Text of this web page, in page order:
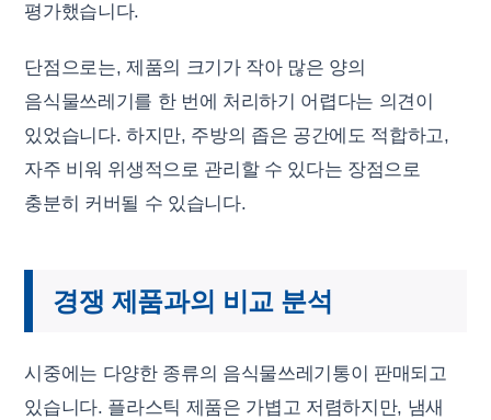
평가했습니다.
단점으로는, 제품의 크기가 작아 많은 양의
음식물쓰레기를 한 번에 처리하기 어렵다는 의견이
있었습니다. 하지만, 주방의 좁은 공간에도 적합하고,
자주 비워 위생적으로 관리할 수 있다는 장점으로
충분히 커버될 수 있습니다.
경쟁 제품과의 비교 분석
시중에는 다양한 종류의 음식물쓰레기통이 판매되고
있습니다. 플라스틱 제품은 가볍고 저렴하지만, 냄새